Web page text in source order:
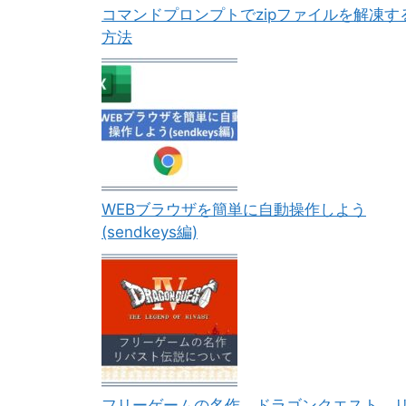
コマンドプロンプトでzipファイルを解凍す
方法
WEBブラウザを簡単に自動操作しよう
(sendkeys編)